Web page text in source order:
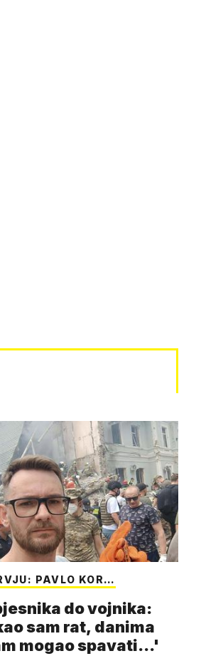
PAVLO KOR…
do vojnika:
sam rat, danima
mogao spavati...'